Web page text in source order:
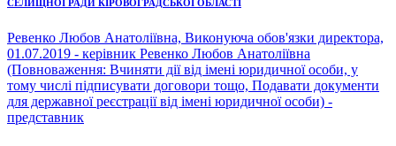
СЕЛИЩНОЇ РАДИ КІРОВОГРАДСЬКОЇ ОБЛАСТІ
Ревенко Любов Анатоліївна, Виконуюча обов'язки директора,
01.07.2019 - керівник Ревенко Любов Анатоліївна
(Повноваження: Вчиняти дії від імені юридичної особи, у
тому числі підписувати договори тощо, Подавати документи
для державної реєстрації від імені юридичної особи) -
представник